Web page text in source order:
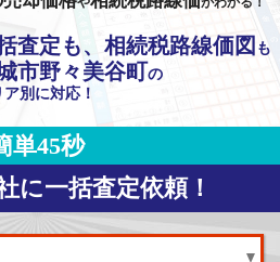
査定も、相続税路線価図 も
市野々美谷町の
ア別に対応！
単45秒
に一括査定依頼！